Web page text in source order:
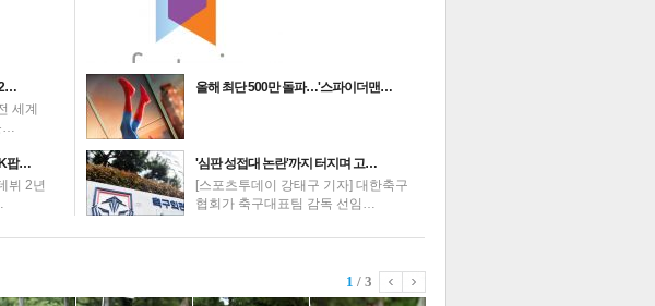
세계
…
팝…
뷔 2년
올해 최단 500만 돌파…'스파이더맨…
'심판 성접대 논란'까지 터지며 고…
[스포츠투데이 강태구 기자] 대한축구
협회가 축구대표팀 감독 선임…
1 / 3